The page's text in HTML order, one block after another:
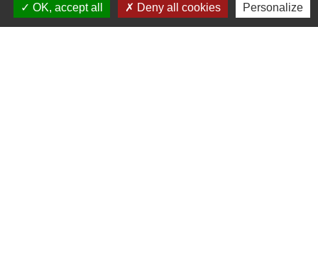
build account_balance
OK, accept all
Deny all cookies Personalize